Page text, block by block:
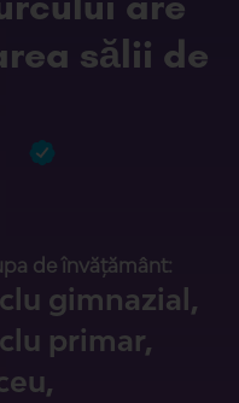
sălii de
de învățământ:
gimnazial,
primar,